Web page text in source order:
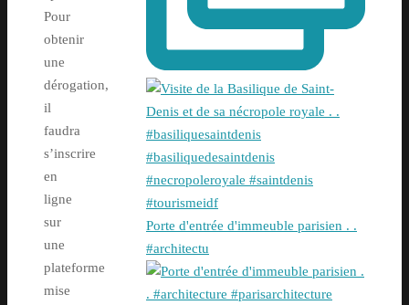
Pour
obtenir
une
dérogation,
il
faudra
s’inscrire
en
ligne
sur
une
plateforme
mise
Porte d'entrée d'immeuble parisien . .
#architectu